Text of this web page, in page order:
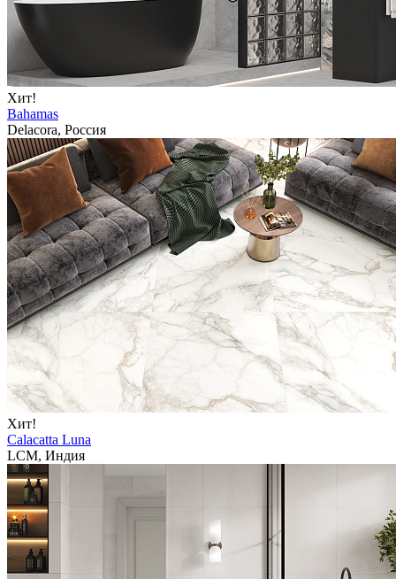
Хит!
Bahamas
Delacora, Россия
Хит!
Calacatta Luna
LCM, Индия